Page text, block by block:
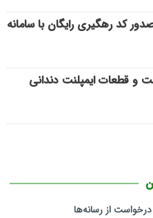
کد رهگیری رایگان با سامانه
و قطعات ایمپلنت دندانی
درخواست از رسانه‌ها